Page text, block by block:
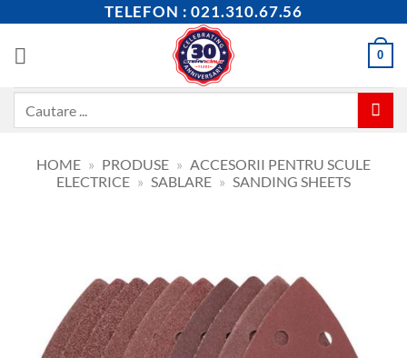
content
TELEFON : 021.310.67.56
0
HOME » PRODUSE » ACCESORII PENTRU SCULE
ELECTRICE » SABLARE » SANDING SHEETS